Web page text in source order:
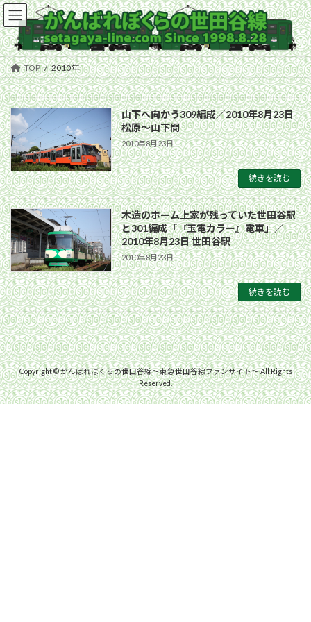
コ
ン
テ
ン
ツ
へ
ス
キ
ッ
プ
ナ
ビ
ゲ
ー
シ
ョ
ン
に
移
動
TOP 2010年
山下へ向かう309編成／2010年8月23日
松原〜山下間
2010年8月23日
続きを読む
木造のホーム上家が残っていた世田谷駅
と301編成「『玉電カラー』電車」／
2010年8月23日 世田谷駅
2010年8月23日
続きを読む
Copyright © がんばれぼくらの世田谷線〜東急世田谷線ファンサイト〜 All Rights
Reserved.